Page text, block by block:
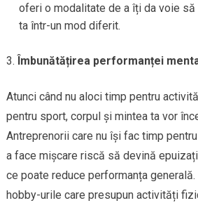
oferi o modalitate de a îți da voie
ta într-un mod diferit.
Îmbunătățirea performanței
Atunci când nu aloci timp pentru
pentru sport, corpul și mintea ta vor
Antreprenorii care nu își fac timp
a face mișcare riscă să devină
ce poate reduce performanța
hobby-urile care presupun activități